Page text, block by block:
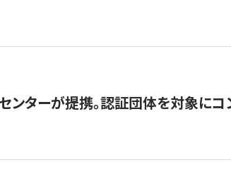
ンターが提携。認証団体を対象にコ